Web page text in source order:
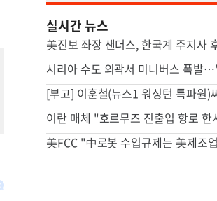
실시간 뉴스
시리아 수도 외곽서 미니버스 폭발
[부고] 이훈철(뉴스1 워싱턴 특파원)